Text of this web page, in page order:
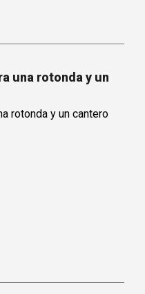
una rotonda y un